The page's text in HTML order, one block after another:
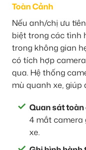
Toàn Cảnh
Nếu anh/chị ưu
biệt trong các tình
trong không gian
có tích hợp
qua. Hệ thống
mù quanh xe,
Quan sát toàn
4 mắt camera
xe.